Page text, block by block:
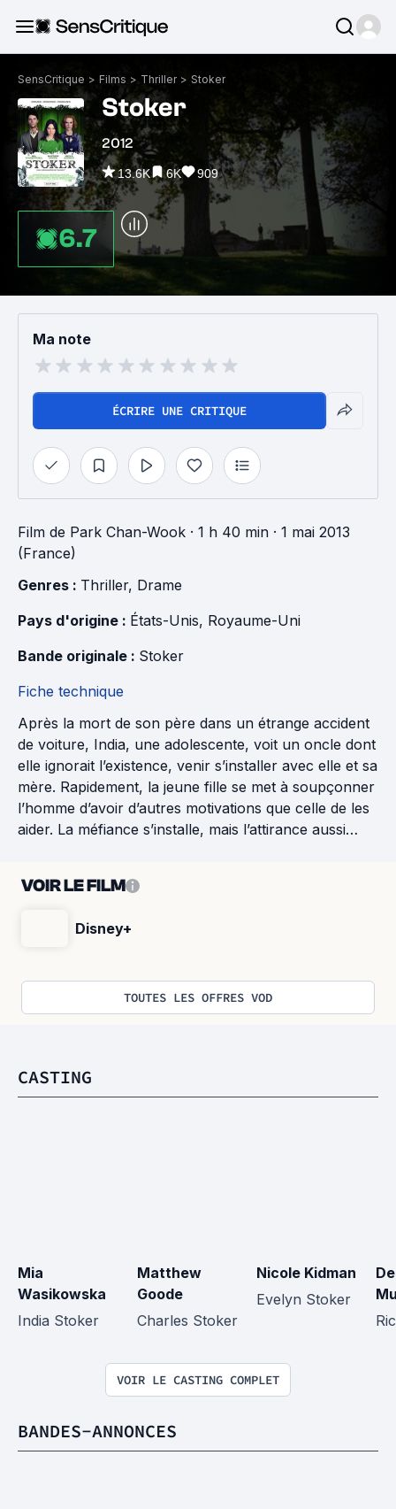
SensCritique > Films > Thriller > Stoker
Stoker
2012
13.6K 6K 909
6.7
Ma note
ÉCRIRE UNE CRITIQUE
Film de Park Chan-Wook · 1 h 40 min · 1 mai 2013
(France)
Genres : Thriller, Drame
Pays d'origine : États-Unis, Royaume-Uni
Bande originale : Stoker
Fiche technique
Après la mort de son père dans un étrange accident
de voiture, India, une adolescente, voit un oncle dont
elle ignorait l’existence, venir s’installer avec elle et sa
mère. Rapidement, la jeune fille se met à soupçonner
l’homme d’avoir d’autres motivations que celle de les
aider. La méfiance s’installe, mais l’attirance aussi…
VOIR LE FILM
Disney+
TOUTES LES OFFRES VOD
CASTING
Mia
Wasikowska
India Stoker
Matthew
Goode
Charles Stoker
Nicole Kidman
Evelyn Stoker
VOIR LE CASTING COMPLET
BANDES-ANNONCES